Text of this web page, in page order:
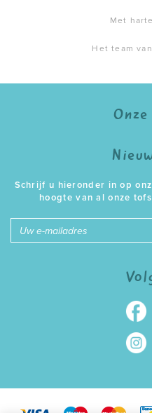
Met
Het team
Schrijf u hieronder in op
hoogte van al onze